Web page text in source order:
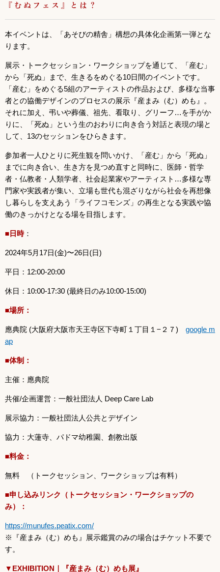
『むぬフェス』とは？
本イベントは、「あそびの精舎」構想の具体化企画第一弾とな
ります。
展示・トークセッション・ワークショップを通じて、「産む」
から「死ぬ」まで、生きるをめぐる10日間のイベントです。
「産む」をめぐる5組のアーティストの作品および、多様な当事
者との協働デザインのプロセスの展示『産まみ（む）めも』。
それに加え、弔いや葬儀、祖先、看取り、グリーフ…を手がか
りに、「死ぬ」という生のおわりに向き合う対話と表現の場と
して、13のセッションをひらきます。
参加者一人ひとりに死生観を問いかけ、「産む」から「死ぬ」
までに向き合い、生き方を見つめ直すと同時に、医師・哲学
者・仏教者・人類学者、社会起業家やアーティスト…多様な専
門家や実践者が集い、立場も世代も混ざりながら社会を再想像
し暮らしを支えあう「ライフコモンズ」の再生となる実践や協
働のきっかけとなる場を目指します。
■日時：
2024年5月17日(金)〜26日(日)
平日：12:00-20:00
休日：10:00-17:30 (最終日のみ10:00-15:00)
■場所：
應典院 (大阪府大阪市天王寺区下寺町１丁目１−２７) google m
ap
■体制：
主催：應典院
共催/企画運営：一般社団法人 Deep Care Lab
展示協力：一般社団法人公共とデザイン
協力：大蓮寺、パドマ幼稚園、創教出版
■料金：
無料 （トークセッション、ワークショップは有料）
■申し込みリンク（トークセッション・ワークショップの
み）：
https://munufes.peatix.com/
※『産まみ（む）めも』展示鑑賞のみの場合はチケット不要で
す。
▼EXHIBITION｜『産まみ（む）めも展』